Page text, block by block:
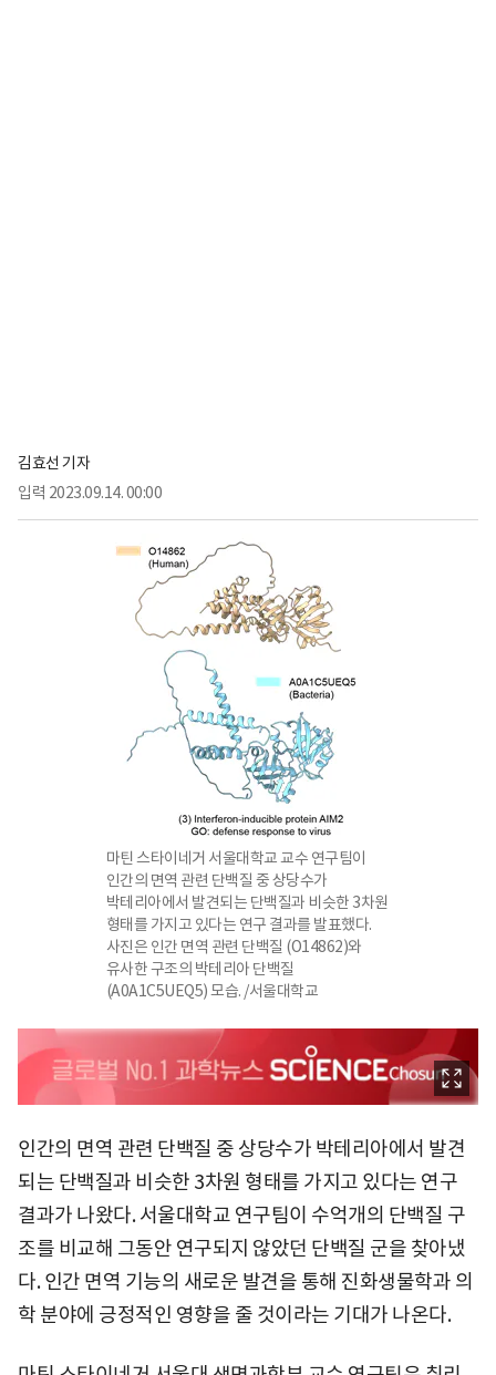
김효선 기자
입력 2023.09.14. 00:00
마틴 스타이네거 서울대학교 교수 연구팀이
인간의 면역 관련 단백질 중 상당수가
박테리아에서 발견되는 단백질과 비슷한 3차원
형태를 가지고 있다는 연구 결과를 발표했다.
사진은 인간 면역 관련 단백질 (O14862)와
유사한 구조의 박테리아 단백질
(A0A1C5UEQ5) 모습. /서울대학교
인간의 면역 관련 단백질 중 상당수가 박테리아에서 발견
되는 단백질과 비슷한 3차원 형태를 가지고 있다는 연구
결과가 나왔다. 서울대학교 연구팀이 수억개의 단백질 구
조를 비교해 그동안 연구되지 않았던 단백질 군을 찾아냈
다. 인간 면역 기능의 새로운 발견을 통해 진화생물학과 의
학 분야에 긍정적인 영향을 줄 것이라는 기대가 나온다.